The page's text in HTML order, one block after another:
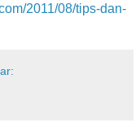
2011/08/tips-dan-